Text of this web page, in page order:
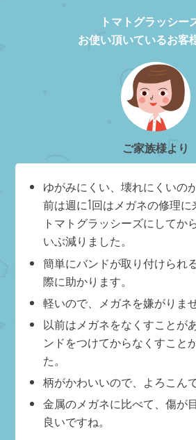
トマトグラッシー
お使い頂いているお客
ご家族様より
ゆがみにくい、壊れにくいの
前は週に1回はメガネの修理に
トマトグラッシーズにしてか
いぶ減りました。
簡単にバンドが取り付けられ
際に助かります。
軽いので、メガネを嫌がりませ
以前はメガネをなくすことが
ンドをつけてからなくすこと
た。
柄がかわいいので、よろこん
金属のメガネに比べて、傷が
良いですね。